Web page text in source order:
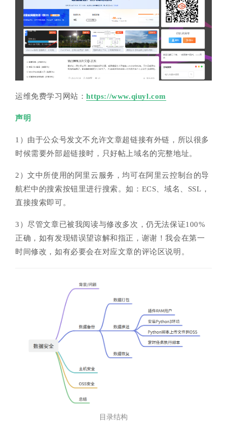
运维免费学习网站：https://www.qiuyl.com
声明
1）由于公众号发文不允许文章超链接有外链，所以很多
时候需要外部超链接时，只好帖上域名的完整地址。
2）文中所使用的阿里云服务，均可在阿里云控制台的导
航栏中的搜索按钮里进行搜索。如：ECS、域名、SSL，
直接搜索即可。
3）尽管文章已被我阅读与修改多次，仍无法保证100%
正确，如有发现错误望谅解和指正，谢谢！我会在第一
时间修改，如有必要会在对应文章的评论区说明。
目录结构